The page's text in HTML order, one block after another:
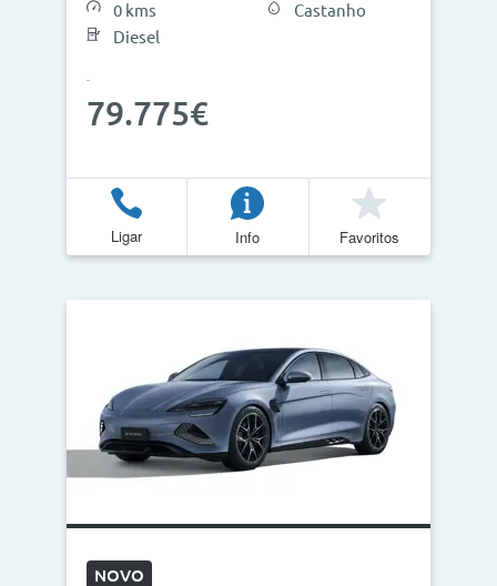
0 kms
Diesel
Castanho
79.775€
Ligar Info Favoritos
NOVO